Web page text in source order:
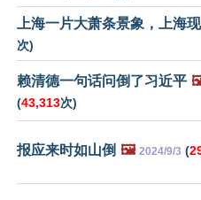
上海一片大萧条景象，上海现
次)
赖清德一句话问倒了习近平
(43,313次)
报应来时如山倒 🖼️ 2024/9/3 (